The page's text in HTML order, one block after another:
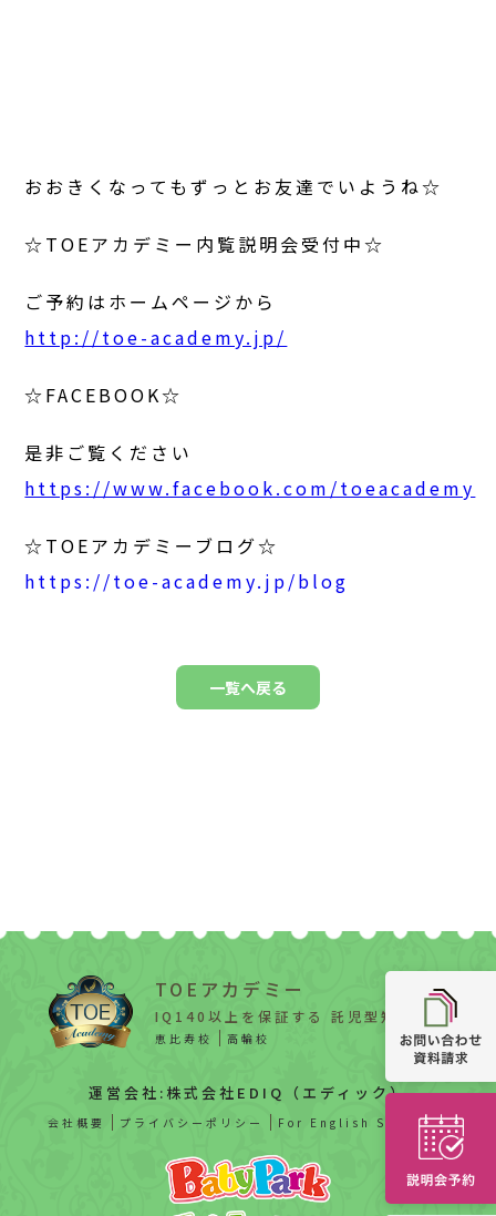
おおきくなってもずっとお友達でいようね☆
☆TOEアカデミー内覧説明会受付中☆
ご予約はホームページから
http://toe-academy.jp/
☆FACEBOOK☆
是非ご覧ください
https://www.facebook.com/toeacademy
☆TOEアカデミーブログ☆
https://toe-academy.jp/blog
一覧へ戻る
TOEアカデミー
IQ140以上を保証する 託児型知能教育
恵比寿校 高輪校
運営会社:株式会社EDIQ（エディック）
会社概要 プライバシーポリシー For English Speaker